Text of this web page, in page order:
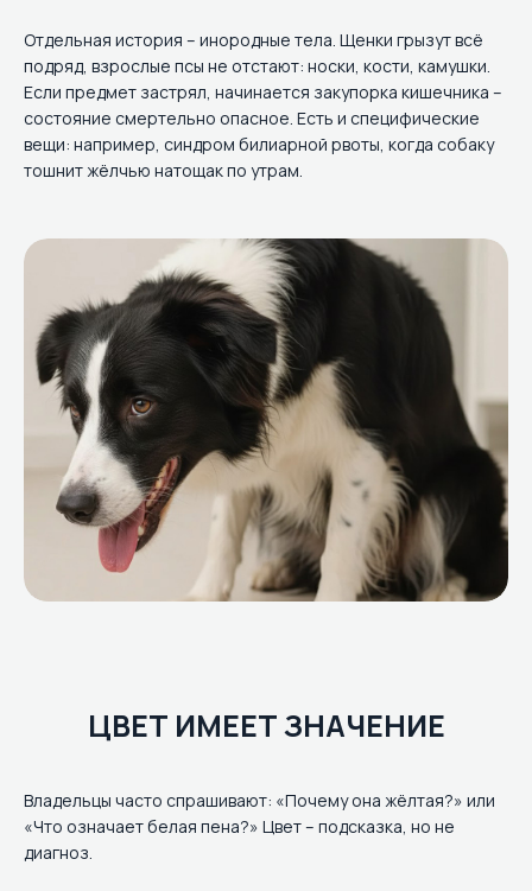
Отдельная история – инородные тела. Щенки грызут всё
подряд, взрослые псы не отстают: носки, кости, камушки.
Если предмет застрял, начинается закупорка кишечника –
состояние смертельно опасное. Есть и специфические
вещи: например, синдром билиарной рвоты, когда собаку
тошнит жёлчью натощак по утрам.
ЦВЕТ ИМЕЕТ ЗНАЧЕНИЕ
Владельцы часто спрашивают: «Почему она жёлтая?» или
«Что означает белая пена?» Цвет – подсказка, но не
диагноз.